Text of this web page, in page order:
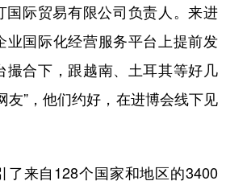
际贸易有限公司负责人。来进
业国际化经营服务平台上提前发
撮合下，跟越南、土耳其等好几
友”，他们约好，在进博会线下见
来自128个国家和地区的3400